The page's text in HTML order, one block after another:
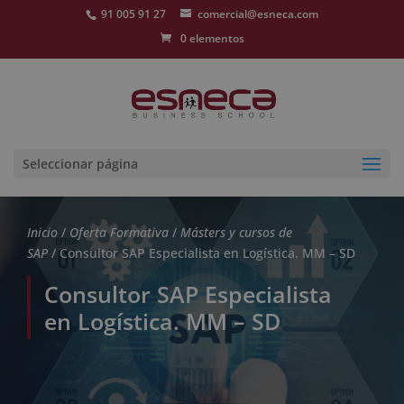
91 005 91 27
comercial@esneca.com
0 elementos
Seleccionar página
Inicio / Oferta Formativa / Másters y cursos de
SAP / Consultor SAP Especialista en Logística. MM – SD
Consultor SAP Especialista
en Logística. MM – SD